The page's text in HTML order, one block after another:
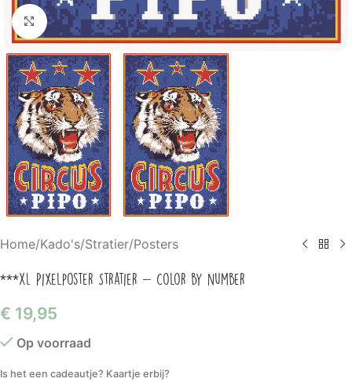
Klik om te vergroten
Home/Kado's/Stratier/Posters
***XL Pixelposter Stratier – Color by number
€ 19,95
Op voorraad
Is het een cadeautje? Kaartje erbij?